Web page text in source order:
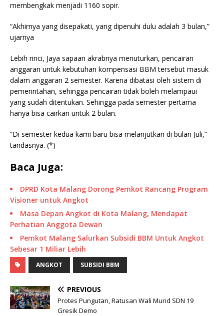
membengkak menjadi 1160 sopir.
“Akhirnya yang disepakati, yang dipenuhi dulu adalah 3 bulan,”
ujarnya
Lebih rinci, Jaya sapaan akrabnya menuturkan, pencairan
anggaran untuk kebutuhan kompensasi BBM tersebut masuk
dalam anggaran 2 semester. Karena dibatasi oleh sistem di
pemerintahan, sehingga pencairan tidak boleh melampaui
yang sudah ditentukan. Sehingga pada semester pertama
hanya bisa cairkan untuk 2 bulan.
“Di semester kedua kami baru bisa melanjutkan di bulan Juli,”
tandasnya. (*)
Baca Juga:
DPRD Kota Malang Dorong Pemkot Rancang Program
Visioner untuk Angkot
Masa Depan Angkot di Kota Malang, Mendapat
Perhatian Anggota Dewan
Pemkot Malang Salurkan Subsidi BBM Untuk Angkot
Sebesar 1 Miliar Lebih
ANGKOT SUBSIDI BBM
PREVIOUS
Protes Pungutan, Ratusan Wali Murid SDN 19
Gresik Demo